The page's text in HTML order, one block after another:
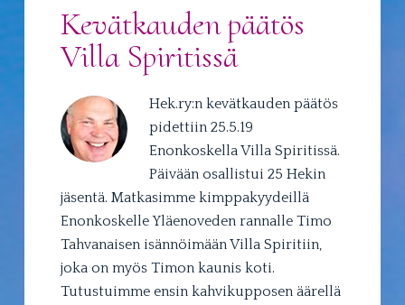
t
Kevätkauden päätös
Villa Spiritissä
Hek.ry:n kevätkauden päätös
pidettiin 25.5.19
Enonkoskella Villa Spiritissä.
Päivään osallistui 25 Hekin
jäsentä. Matkasimme kimppakyydeillä
Enonkoskelle Yläenoveden rannalle Timo
Tahvanaisen isännöimään Villa Spiritiin,
joka on myös Timon kaunis koti.
Tutustuimme ensin kahvikupposen äärellä